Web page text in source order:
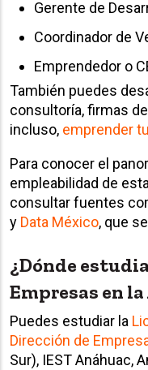
Gerente de
Coordinador de
Emprendedor o
También puedes
consultoría, firmas
incluso, emprender
Para conocer el
empleabilidad de
consultar fuentes
y Data México, que
¿Dónde
Empresas en
Puedes estudiar la
Dirección de
Sur), IEST Anáhuac,